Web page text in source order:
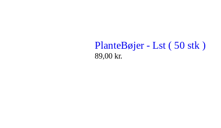
PlanteBøjer - Lst ( 50 stk )
89,00 kr.